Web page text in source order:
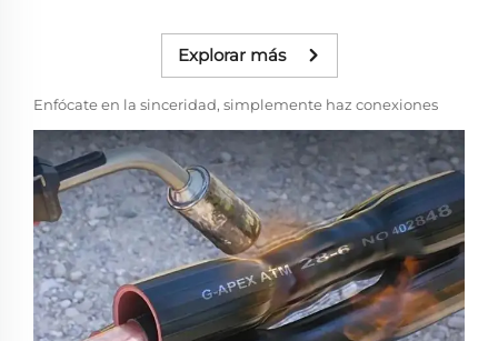
Explorar más
Enfócate en la sinceridad, simplemente haz conexiones